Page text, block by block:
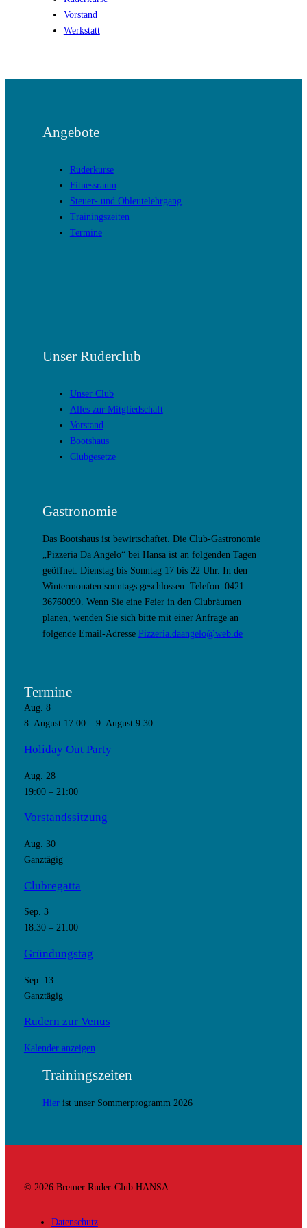
Vorstand
Werkstatt
Angebote
Ruderkurse
Fitnessraum
Steuer- und Obleutelehrgang
Trainingszeiten
Termine
Unser Ruderclub
Unser Club
Alles zur Mitgliedschaft
Vorstand
Bootshaus
Clubgesetze
Gastronomie
Das Bootshaus ist bewirtschaftet. Die Club-Gastronomie
„Pizzeria Da Angelo“ bei Hansa ist an folgenden Tagen
geöffnet: Dienstag bis Sonntag 17 bis 22 Uhr. In den
Wintermonaten sonntags geschlossen. Telefon: 0421
36760090. Wenn Sie eine Feier in den Clubräumen
planen, wenden Sie sich bitte mit einer Anfrage an
folgende Email-Adresse Pizzeria.daangelo@web.de
Termine
Aug. 8
8. August 17:00– 9. August 9:30
Holiday Out Party
Aug. 28
19:00– 21:00
Vorstandssitzung
Aug. 30
Ganztägig
Clubregatta
Sep. 3
18:30– 21:00
Gründungstag
Sep. 13
Ganztägig
Rudern zur Venus
Kalender anzeigen
Trainingszeiten
Hierist unser Sommerprogramm 2026
© 2026 Bremer Ruder-Club HANSA
Datenschutz